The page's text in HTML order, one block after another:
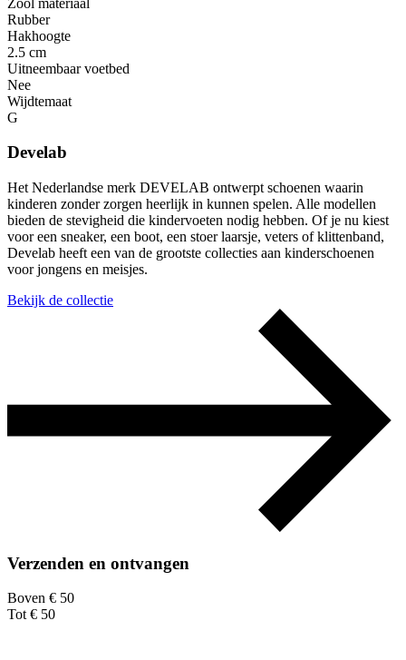
Rubber
Hakhoogte
2.5 cm
Uitneembaar voetbed
Nee
Wijdtemaat
G
Develab
Het Nederlandse merk DEVELAB ontwerpt schoenen waarin
kinderen zonder zorgen heerlijk in kunnen spelen. Alle modellen
bieden de stevigheid die kindervoeten nodig hebben. Of je nu kiest
voor een sneaker, een boot, een stoer laarsje, veters of klittenband,
Develab heeft een van de grootste collecties aan kinderschoenen
voor jongens en meisjes.
Bekijk de collectie
Verzenden en ontvangen
Boven € 50
Tot € 50